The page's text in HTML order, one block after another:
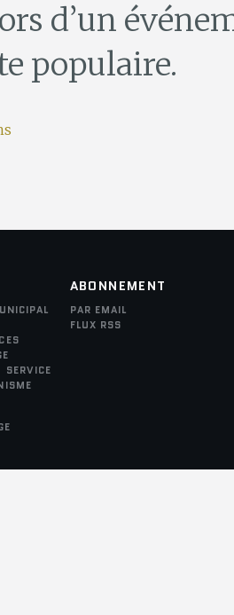
d’un
populaire.
SERVICE
ABONNEMENT
PAR EMAIL
FLUX RSS